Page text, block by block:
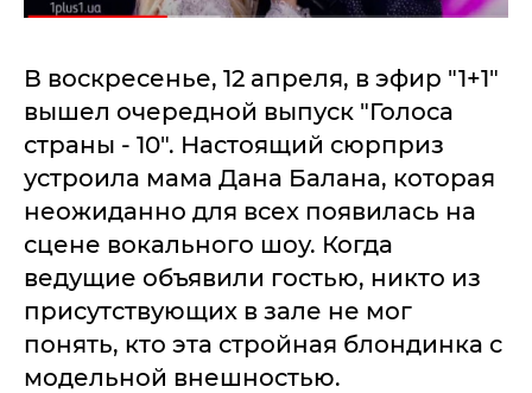
В воскресенье, 12 апреля, в эфир "1+1"
вышел очередной выпуск "Голоса
страны - 10". Настоящий сюрприз
устроила мама Дана Балана, которая
неожиданно для всех появилась на
сцене вокального шоу. Когда
ведущие объявили гостью, никто из
присутствующих в зале не мог
понять, кто эта стройная блондинка с
модельной внешностью.